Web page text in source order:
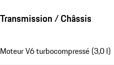
Transmission / Châssis
Moteur V6 turbocompressé (3,0 l)